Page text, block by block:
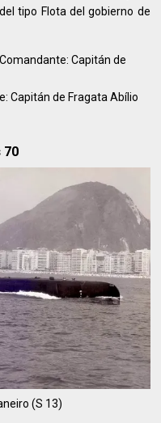
tipo Flota del gobierno de
Capitán de
Capitán de Fragata Abílio
70
(S 13)